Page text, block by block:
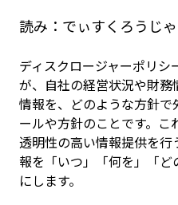
読み： でぃすくろうじ
ディスクロージャーポリ
が、自社の経営状況や財
情報を、どのような方針
ールや方針のことです。
透明性の高い情報提供を
報を「いつ」「何を」「
にします。